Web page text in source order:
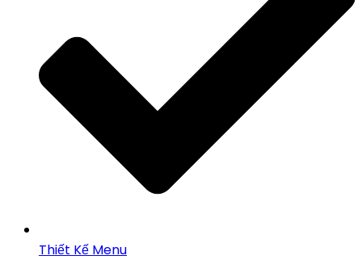
Thiết Kế Menu